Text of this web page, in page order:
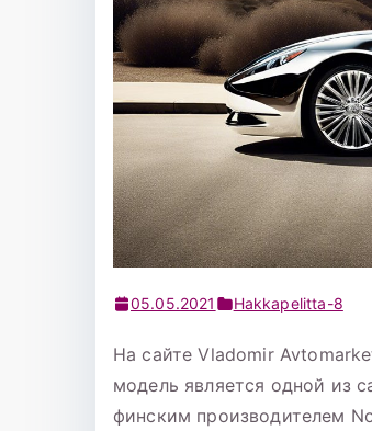
05.05.2021 Hakkapelitta-8
На сайте Vladomir
модель является одной из
финским производителем